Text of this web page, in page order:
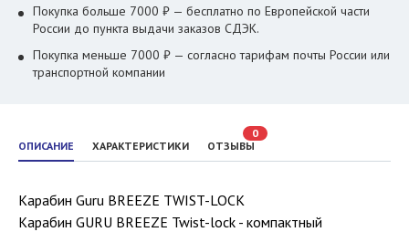
ОПИСАНИЕ ХАРАКТЕРИСТИКИ ОТЗЫВЫ
0
Карабин Guru BREEZE TWIST-LOCK
Карабин GURU BREEZE Twist-lock - компактный
Покупка больше 7000 ₽ — бесплатно по Европейской части
России до пункта выдачи заказов СДЭК.
Покупка меньше 7000 ₽ — согласно тарифам почты России или
транспортной компании